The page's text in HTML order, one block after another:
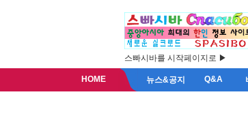
스빠시바를 시작페이지로 ▶
HOME 뉴스&공지 Q&A